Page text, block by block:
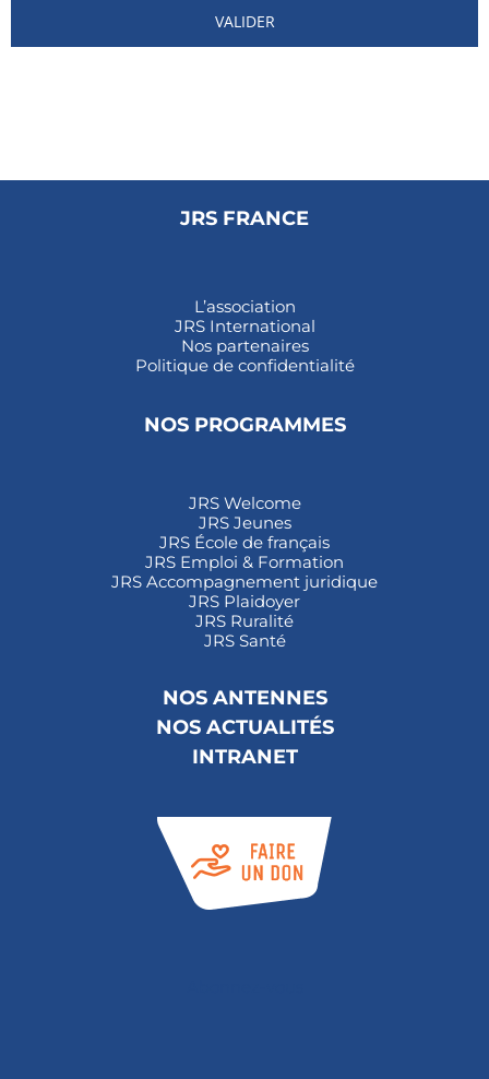
JRS FRANCE
L’association
JRS International
Nos partenaires
Politique de confidentialité
NOS PROGRAMMES
JRS Welcome
JRS Jeunes
JRS École de français
JRS Emploi & Formation
JRS Accompagnement juridique
JRS Plaidoyer
JRS Ruralité
JRS Santé
NOS ANTENNES
NOS ACTUALITÉS
INTRANET